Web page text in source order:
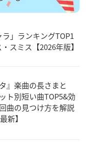
」ランキングTOP1
スミス【2026年版】
』楽曲の長さまと
ト別短い曲TOP5&効
曲の見つけ方を解説
新】